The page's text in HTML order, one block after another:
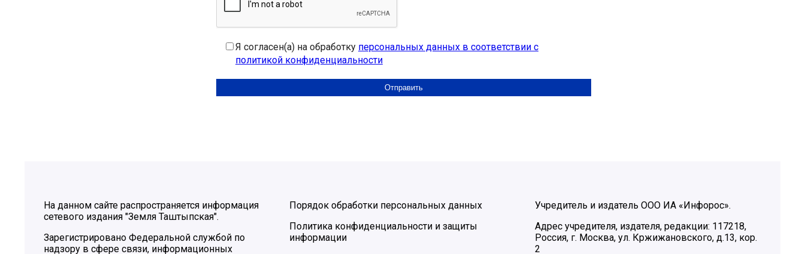
Я согласен(а) на обработку персональных данных в соответствии с
политикой конфиденциальности
На данном сайте распространяется информация
сетевого издания "Земля Таштыпская".
Зарегистрировано Федеральной службой по
надзору в сфере связи, информационных
Порядок обработки персональных данных
Политика конфиденциальности и защиты
информации
Учредитель и издатель ООО ИА «Инфорос».
Адрес учредителя, издателя, редакции: 117218,
Россия, г. Москва, ул. Кржижановского, д.13, кор.
2